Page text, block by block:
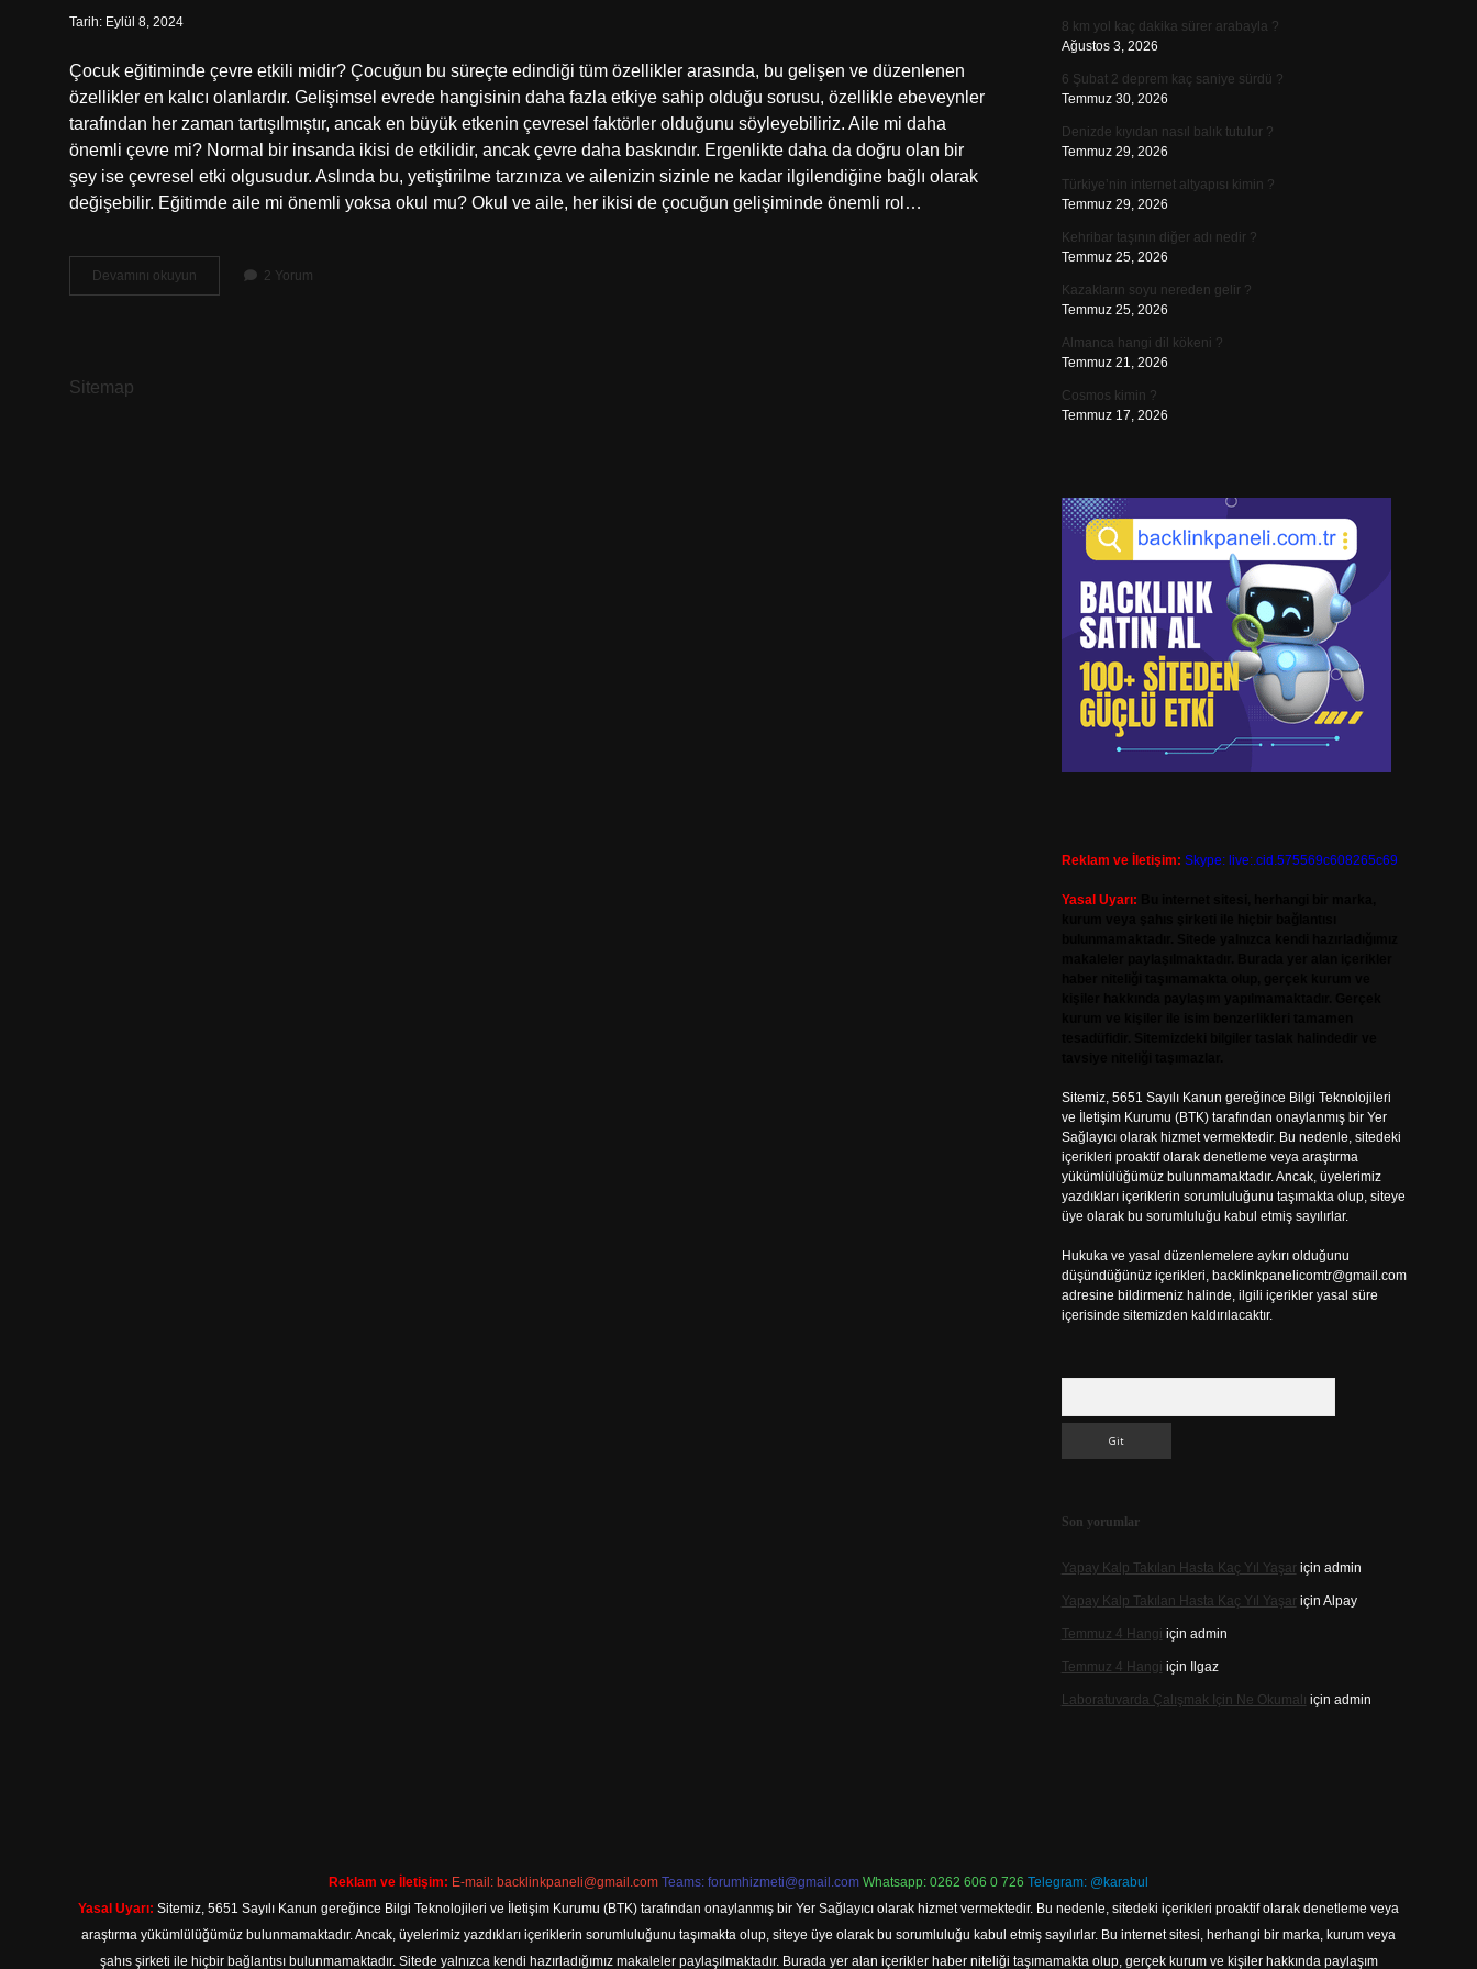
Tarih: Eylül 8, 2024
Çocuk eğitiminde çevre etkili midir? Çocuğun bu süreçte edindiği tüm özellikler arasında, bu gelişen ve düzenlenen
özellikler en kalıcı olanlardır. Gelişimsel evrede hangisinin daha fazla etkiye sahip olduğu sorusu, özellikle ebeveynler
tarafından her zaman tartışılmıştır, ancak en büyük etkenin çevresel faktörler olduğunu söyleyebiliriz. Aile mi daha
önemli çevre mi? Normal bir insanda ikisi de etkilidir, ancak çevre daha baskındır. Ergenlikte daha da doğru olan bir
şey ise çevresel etki olgusudur. Aslında bu, yetiştirilme tarzınıza ve ailenizin sizinle ne kadar ilgilendiğine bağlı olarak
değişebilir. Eğitimde aile mi önemli yoksa okul mu? Okul ve aile, her ikisi de çocuğun gelişiminde önemli rol…
Devamını okuyun
Eğitiminde
2 Yorum
Sitemap
8 km yol kaç dakika sürer arabayla ?
Ağustos 3, 2026
6 Şubat 2 deprem kaç saniye sürdü ?
Temmuz 30, 2026
Denizde kıyıdan nasıl balık tutulur ?
Temmuz 29, 2026
Türkiye’nin internet altyapısı kimin ?
Temmuz 29, 2026
Kehribar taşının diğer adı nedir ?
Temmuz 25, 2026
Kazakların soyu nereden gelir ?
Temmuz 25, 2026
Almanca hangi dil kökeni ?
Temmuz 21, 2026
Cosmos kimin ?
Temmuz 17, 2026
Reklam ve İletişim: Skype: live:.cid.575569c608265c69
Yasal Uyarı:
Sitemiz, 5651 Sayılı Kanun gereğince Bilgi Teknolojileri
ve İletişim Kurumu (BTK) tarafından onaylanmış bir Yer
Sağlayıcı olarak hizmet vermektedir. Bu nedenle, sitedeki
içerikleri proaktif olarak denetleme veya araştırma
yükümlülüğümüz bulunmamaktadır. Ancak, üyelerimiz
yazdıkları içeriklerin sorumluluğunu taşımakta olup, siteye
üye olarak bu sorumluluğu kabul etmiş sayılırlar.
Hukuka ve yasal düzenlemelere aykırı olduğunu
düşündüğünüz içerikleri, backlinkpanelicomtr@gmail.com
adresine bildirmeniz halinde, ilgili içerikler yasal süre
içerisinde sitemizden kaldırılacaktır.
Son yorumlar
Yapay Kalp Takılan Hasta Kaç Yıl Yaşariçin admin
Yapay Kalp Takılan Hasta Kaç Yıl Yaşariçin Alpay
Temmuz 4 Hangi için admin
Temmuz 4 Hangi için Ilgaz
Laboratuvarda Çalışmak Için Ne Okumalı için admin
Reklam ve İletişim: E-mail: backlinkpaneli@gmail.com Teams: forumhizmeti@gmail.com Whatsapp: 0262 606 0 726 Telegram: @karabul
Yasal Uyarı: Sitemiz, 5651 Sayılı Kanun gereğince Bilgi Teknolojileri ve İletişim Kurumu (BTK) tarafından onaylanmış bir Yer Sağlayıcı olarak hizmet vermektedir. Bu nedenle, sitedeki içerikleri proaktif olarak denetleme veya
araştırma yükümlülüğümüz bulunmamaktadır. Ancak, üyelerimiz yazdıkları içeriklerin sorumluluğunu taşımakta olup, siteye üye olarak bu sorumluluğu kabul etmiş sayılırlar. Bu internet sitesi, herhangi bir marka, kurum veya
şahıs şirketi ile hiçbir bağlantısı bulunmamaktadır. Sitede yalnızca kendi hazırladığımız makaleler paylaşılmaktadır. Burada yer alan içerikler haber niteliği taşımamakta olup, gerçek kurum ve kişiler hakkında paylaşım